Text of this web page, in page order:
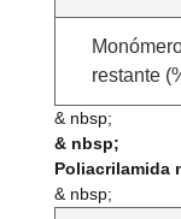
restante
& nbsp;
& nbsp;
Poliacrilamida
& nbsp;